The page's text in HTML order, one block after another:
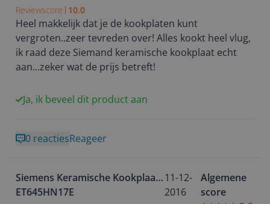
Reviewscore 10.0
Heel makkelijk dat je de kookplaten kunt
vergroten..zeer tevreden over! Alles kookt heel vlug,
ik raad deze Siemand keramische kookplaat echt
aan...zeker wat de prijs betreft!
Ja, ik beveel dit product aan
0 reactiesReageer
Siemens Keramische Kookplaat
ET645HN17E
11-12-
2016
Algemene
score